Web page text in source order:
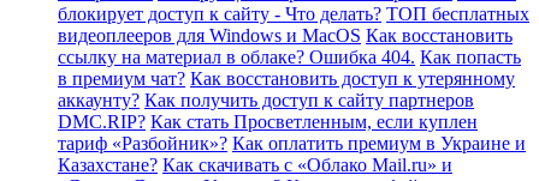
блокирует доступ к сайту - Что делать? ТОП бесплатных
видеоплееров для Windows и MacOS Как восстановить
ссылку на материал в облаке? Ошибка 404. Как попасть
в премиум чат? Как восстановить доступ к утерянному
аккаунту? Как получить доступ к сайту партнеров
DMC.RIP? Как стать Просветленным, если куплен
тариф «Разбойник»? Как оплатить премиум в Украине и
Казахстане? Как скачивать с «Облако Mail.ru» и